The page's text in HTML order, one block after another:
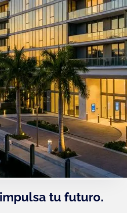
tu futuro.